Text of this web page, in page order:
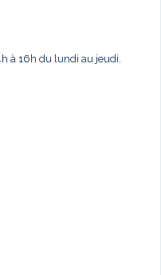
à 16h du lundi au jeudi.